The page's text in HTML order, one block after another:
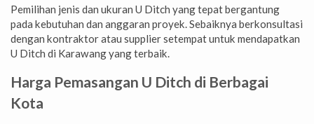
Pemilihan jenis dan ukuran U Ditch yang tepat bergantung
pada kebutuhan dan anggaran proyek. Sebaiknya berkonsultasi
dengan kontraktor atau supplier setempat untuk mendapatkan
U Ditch di Karawang yang terbaik.
Harga Pemasangan U Ditch di Berbagai
Kota